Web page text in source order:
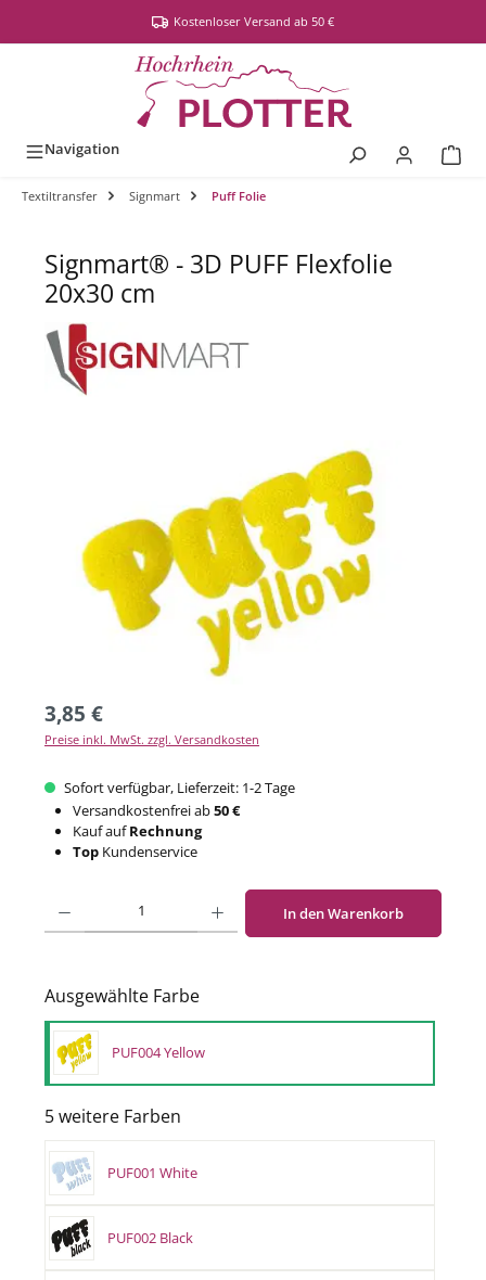
Kostenloser Versand ab 50 €
Navigation
Textiltransfer Signmart Puff Folie
Signmart® - 3D PUFF Flexfolie
20x30 cm
3,85 €
Preise inkl. MwSt. zzgl. Versandkosten
Sofort verfügbar, Lieferzeit: 1-2 Tage
Versandkostenfrei ab50 €
Kauf aufRechnung
TopKundenservice
Produkt Anzahl: Gib den gewünschten Wert ein oder benutze die Schaltflächen um
In den Warenkorb
Ausgewählte Farbe
PUF004 Yellow
5 weitere Farben
PUF001 White
PUF002 Black